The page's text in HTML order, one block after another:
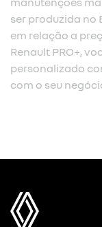
ser produzida no
em relação a
Renault PRO+,
personalizado
com o seu